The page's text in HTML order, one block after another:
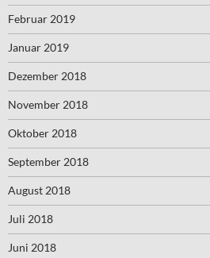
Februar 2019
Januar 2019
Dezember 2018
November 2018
Oktober 2018
September 2018
August 2018
Juli 2018
Juni 2018